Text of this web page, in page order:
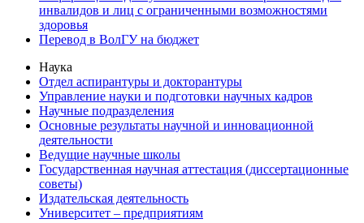
инвалидов и лиц с ограниченными возможностями
здоровья
Перевод в ВолГУ на бюджет
Наука
Отдел аспирантуры и докторантуры
Управление науки и подготовки научных кадров
Научные подразделения
Основные результаты научной и инновационной
деятельности
Ведущие научные школы
Государственная научная аттестация (диссертационные
советы)
Издательская деятельность
Университет – предприятиям